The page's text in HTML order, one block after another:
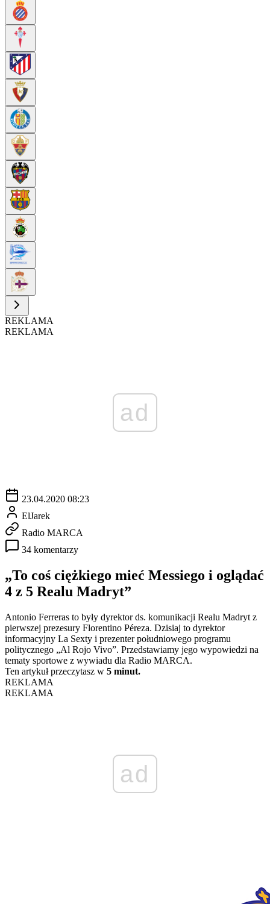
REKLAMA
REKLAMA
ad
23.04.2020 08:23
ElJarek
Radio MARCA
34 komentarzy
„To coś ciężkiego mieć Messiego i oglądać
4 z 5 Realu Madryt”
Antonio Ferreras to były dyrektor ds. komunikacji Realu Madryt z
pierwszej prezesury Florentino Péreza. Dzisiaj to dyrektor
informacyjny La Sexty i prezenter południowego programu
politycznego „Al Rojo Vivo”. Przedstawiamy jego wypowiedzi na
tematy sportowe z wywiadu dla Radio MARCA.
Ten artykuł przeczytasz w 5 minut.
REKLAMA
REKLAMA
ad